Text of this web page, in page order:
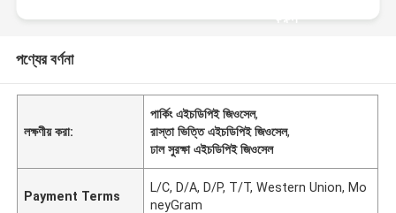
করুন
পণ্যের বর্ণনা
লক্ষণীয় করা:
পার্কিং এইচডিপিই জিওসেল,
রাস্তা ভিত্তি এইচডিপিই জিওসেল,
ঢাল সুরক্ষা এইচডিপিই জিওসেল
Payment Terms
L/C, D/A, D/P, T/T, Western Union, Mo
neyGram